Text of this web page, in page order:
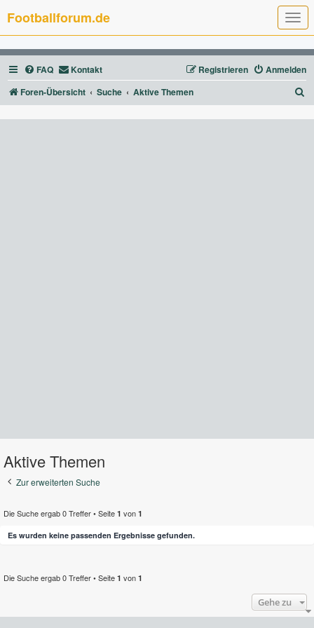
T
o
g
g
l
e
n
a
g
Footballforum.de
FAQ Kontakt Anmelden
Registrieren
Foren-Übersicht
Suche Aktive Themen
u
Aktive Themen
Zur erweiterten Suche
Die Suche ergab 0 Treffer • Seite 1 von 1
Es wurden keine passenden Ergebnisse gefunden.
Die Suche ergab 0 Treffer • Seite 1 von 1
Gehe zu